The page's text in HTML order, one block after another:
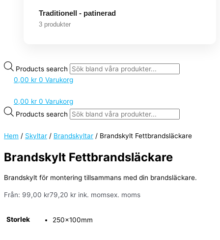
Traditionell - patinerad
3 produkter
Products search
0,00 kr 0 Varukorg
0,00 kr 0 Varukorg
Products search
Hem / Skyltar / Brandskyltar / Brandskylt Fettbrandsläckare
Brandskylt Fettbrandsläckare
Brandskylt för montering tillsammans med din brandsläckare.
Från: 99,00 kr79,20 kr ink. momsex. moms
Storlek 250x100mm